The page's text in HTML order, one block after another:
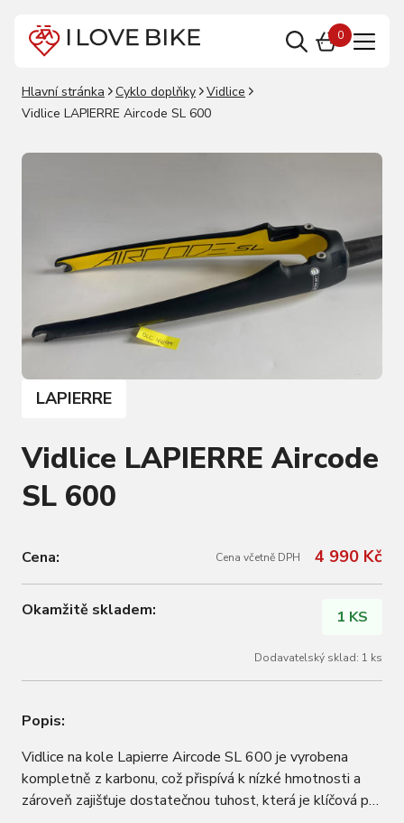
0
Hlavní stránka Cyklo doplňky
Vidlice
Vidlice LAPIERRE Aircode SL 600
LAPIERRE
Vidlice LAPIERRE Aircode
SL 600
Cena: Cena včetně DPH 4 990 Kč
Okamžitě skladem: 1 KS
Dodavatelský sklad: 1 ks
Popis:
Vidlice na kole Lapierre Aircode SL 600 je vyrobena
kompletně z karbonu, což přispívá k nízké hmotnosti a
zároveň zajišťuje dostatečnou tuhost, která je klíčová pro